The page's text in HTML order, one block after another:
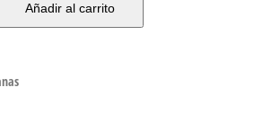
Añadir al carrito